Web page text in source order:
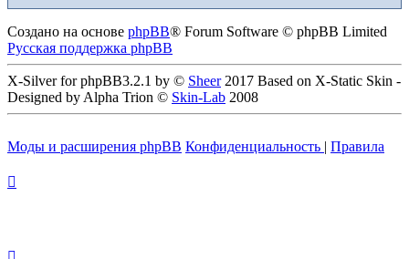
Создано на основе phpBB® Forum Software © phpBB Limited
Русская поддержка phpBB
X-Silver for phpBB3.2.1 by © Sheer2017 Based on X-Static Skin -
Designed by Alpha Trion © Skin-Lab 2008
Моды и расширения phpBB Конфиденциальность | Правила